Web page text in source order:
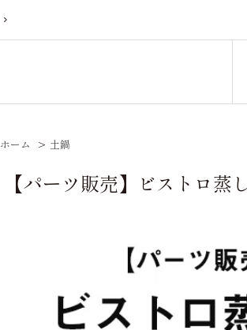
ホーム > 土鍋
【パーツ販売】ビストロ蒸